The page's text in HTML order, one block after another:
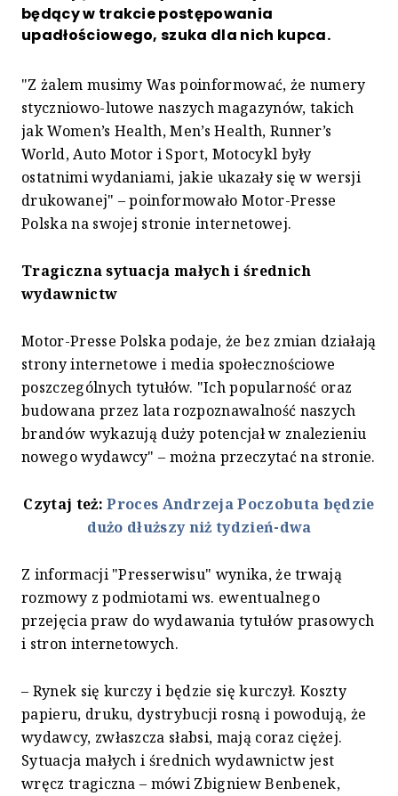
będący w trakcie postępowania
upadłościowego, szuka dla nich kupca.
"Z żalem musimy Was poinformować, że numery
styczniowo-lutowe naszych magazynów, takich
jak Women’s Health, Men’s Health, Runner’s
World, Auto Motor i Sport, Motocykl były
ostatnimi wydaniami, jakie ukazały się w wersji
drukowanej" – poinformowało Motor-Presse
Polska na swojej stronie internetowej.
Tragiczna sytuacja małych i średnich
wydawnictw
Motor-Presse Polska podaje, że bez zmian działają
strony internetowe i media społecznościowe
poszczególnych tytułów. "Ich popularność oraz
budowana przez lata rozpoznawalność naszych
brandów wykazują duży potencjał w ­znalezieniu
nowego wydawcy" – można przeczytać na stronie.
Czytaj też:Proces Andrzeja Poczobuta będzie
dużo dłuższy niż tydzień-dwa
Z informacji "Presserwisu" wynika, że trwają
rozmowy z podmiotami ws. ewentualnego
przejęcia praw do wydawania tytułów prasowych
i stron internetowych.
– Rynek się kurczy i będzie się kurczył. Koszty
papieru, druku, dystrybucji rosną i powodują, że
wydawcy, zwłaszcza słabsi, mają coraz ciężej.
Sytuacja małych i średnich wydawnictw jest
wręcz tragiczna – mówi Zbigniew Benbenek,